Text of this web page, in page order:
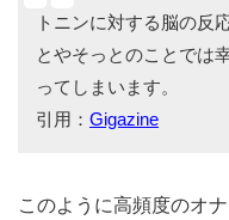
トニンに対する脳の反
とやそっとのことでは
ってしまいます。
引用： Gigazine
このように高頻度のオ